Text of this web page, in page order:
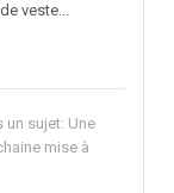
veste...
un sujet: Une
mise à